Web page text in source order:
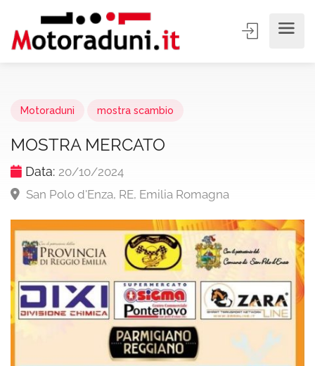
Motoraduni mostra scambio
MOSTRA MERCATO
Data: 20/10/2024
San Polo d'Enza, RE, Emilia Romagna